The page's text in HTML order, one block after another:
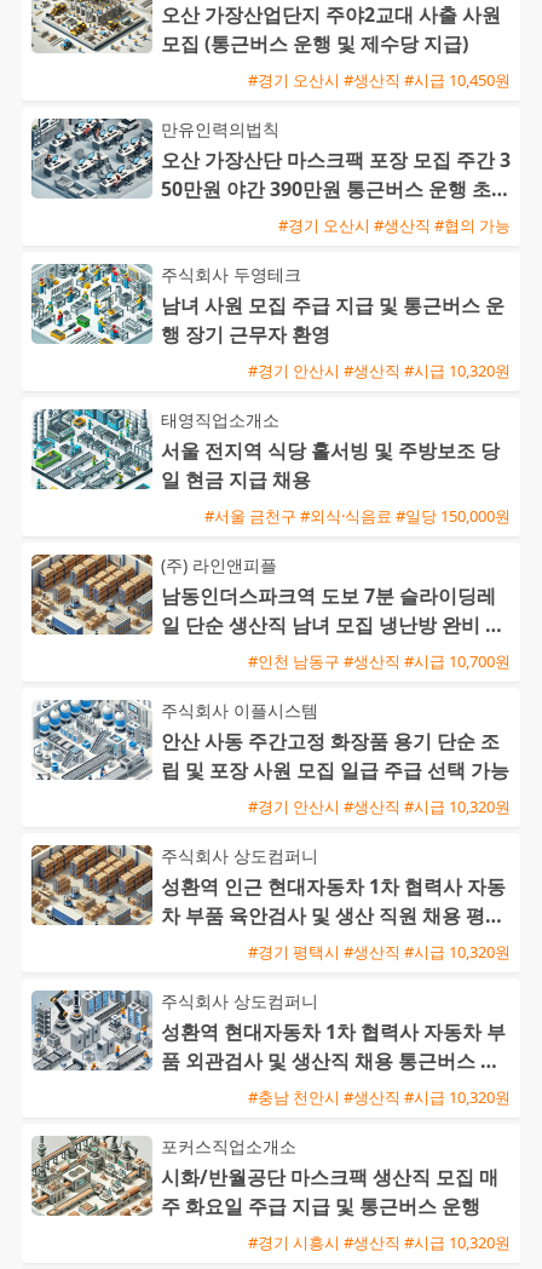
오산 가장산업단지 주야2교대 사출 사원
모집 (통근버스 운행 및 제수당 지급)
#경기 오산시 #생산직 #시급 10,450원
만유인력의법칙
오산 가장산단 마스크팩 포장 모집 주간 3
50만원 야간 390만원 통근버스 운행 초보
#경기 오산시 #생산직 #협의 가능
주식회사 두영테크
남녀 사원 모집 주급 지급 및 통근버스 운
행 장기 근무자 환영
#경기 안산시 #생산직 #시급 10,320원
태영직업소개소
서울 전지역 식당 홀서빙 및 주방보조 당
일 현금 지급 채용
#서울 금천구 #외식·식음료 #일당 150,000원
(주) 라인앤피플
남동인더스파크역 도보 7분 슬라이딩레
일 단순 생산직 남녀 모집 냉난방 완비 주
급 신청 가능#인천 남동구 #생산직 #시급 10,700원
주식회사 이플시스템
안산 사동 주간고정 화장품 용기 단순 조
립 및 포장 사원 모집 일급 주급 선택 가능
#경기 안산시 #생산직 #시급 10,320원
주식회사 상도컴퍼니
성환역 인근 현대자동차 1차 협력사 자동
차 부품 육안검사 및 생산 직원 채용 평택
통근버스 운행#경기 평택시 #생산직 #시급 10,320원
주식회사 상도컴퍼니
성환역 현대자동차 1차 협력사 자동차 부
품 외관검사 및 생산직 채용 통근버스 운
#충남 천안시 #생산직 #시급 10,320원
포커스직업소개소
시화/반월공단 마스크팩 생산직 모집 매
주 화요일 주급 지급 및 통근버스 운행
#경기 시흥시 #생산직 #시급 10,320원